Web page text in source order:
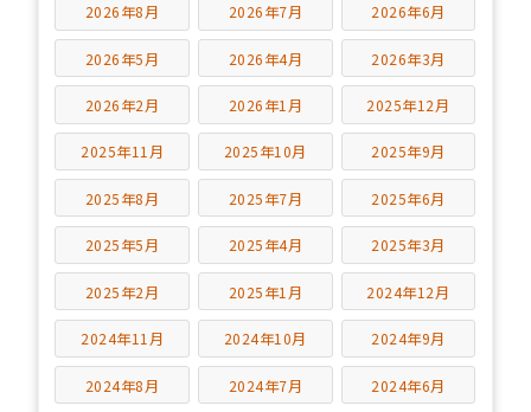
2026年8月 2026年7月 2026年6月
2026年5月 2026年4月 2026年3月
2026年2月 2026年1月 2025年12月
2025年11月 2025年10月 2025年9月
2025年8月 2025年7月 2025年6月
2025年5月 2025年4月 2025年3月
2025年2月 2025年1月 2024年12月
2024年11月 2024年10月 2024年9月
2024年8月 2024年7月 2024年6月